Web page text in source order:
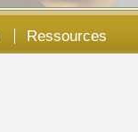
Ressources